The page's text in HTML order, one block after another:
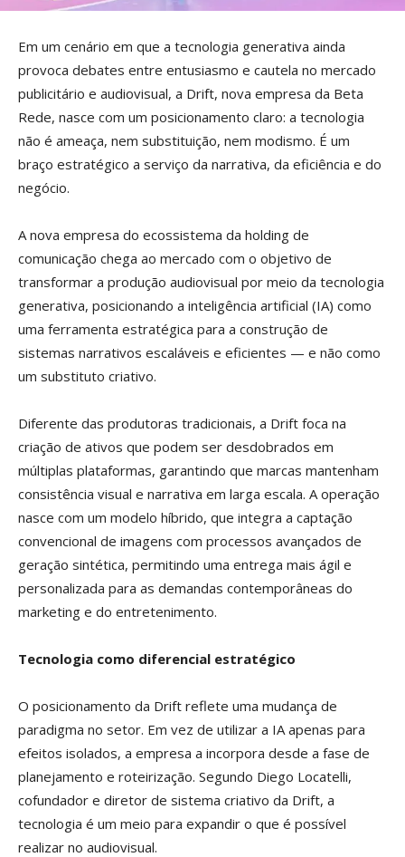
Em um cenário em que a tecnologia generativa ainda
provoca debates entre entusiasmo e cautela no mercado
publicitário e audiovisual, a Drift, nova empresa da Beta
Rede, nasce com um posicionamento claro: a tecnologia
não é ameaça, nem substituição, nem modismo. É um
braço estratégico a serviço da narrativa, da eficiência e do
negócio.
A nova empresa do ecossistema da holding de
comunicação chega ao mercado com o objetivo de
transformar a produção audiovisual por meio da tecnologia
generativa, posicionando a inteligência artificial (IA) como
uma ferramenta estratégica para a construção de
sistemas narrativos escaláveis e eficientes — e não como
um substituto criativo.
Diferente das produtoras tradicionais, a Drift foca na
criação de ativos que podem ser desdobrados em
múltiplas plataformas, garantindo que marcas mantenham
consistência visual e narrativa em larga escala. A operação
nasce com um modelo híbrido, que integra a captação
convencional de imagens com processos avançados de
geração sintética, permitindo uma entrega mais ágil e
personalizada para as demandas contemporâneas do
marketing e do entretenimento.
Tecnologia como diferencial estratégico
O posicionamento da Drift reflete uma mudança de
paradigma no setor. Em vez de utilizar a IA apenas para
efeitos isolados, a empresa a incorpora desde a fase de
planejamento e roteirização. Segundo Diego Locatelli,
cofundador e diretor de sistema criativo da Drift, a
tecnologia é um meio para expandir o que é possível
realizar no audiovisual.